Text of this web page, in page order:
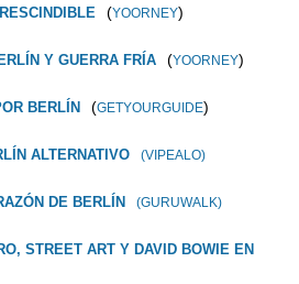
(YOORNEY)
Y GUERRA FRÍA (YOORNEY)
BERLÍN (GETYOURGUIDE)
ALTERNATIVO (VIPEALO)
DE BERLÍN (GURUWALK)
STREET ART Y DAVID BOWIE EN